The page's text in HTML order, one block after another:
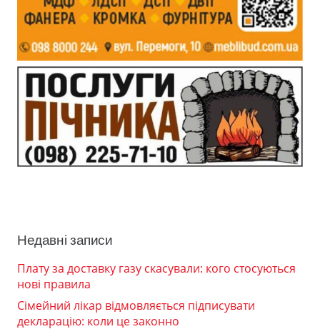
Недавні записи
Плату за доставку газу скасували: кого стосуються
нові правила
Сімейний лікар відмовляється підписувати
декларацію: коли це законно